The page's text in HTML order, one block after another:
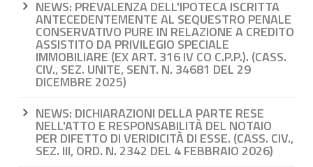
NEWS: PREVALENZA DELL'IPOTECA ISCRITTA
ANTECEDENTEMENTE AL SEQUESTRO PENALE
CONSERVATIVO PURE IN RELAZIONE A CREDITO
ASSISTITO DA PRIVILEGIO SPECIALE
IMMOBILIARE (EX ART. 316 IV CO C.P.P.). (CASS.
CIV., SEZ. UNITE, SENT. N. 34681 DEL 29
DICEMBRE 2025)
NEWS: DICHIARAZIONI DELLA PARTE RESE
NELL'ATTO E RESPONSABILITÀ DEL NOTAIO
PER DIFETTO DI VERIDICITÀ DI ESSE. (CASS. CIV.,
SEZ. III, ORD. N. 2342 DEL 4 FEBBRAIO 2026)